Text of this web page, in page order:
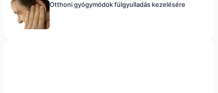
Otthoni gyógymódok fülgyulladás kezelésére